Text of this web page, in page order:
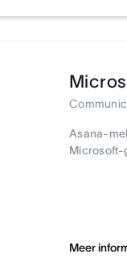
Asana-
Microsoft-
Meer